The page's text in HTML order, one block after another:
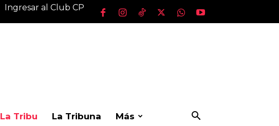
Ingresar al Club CP
La Tribu La Tribuna Más